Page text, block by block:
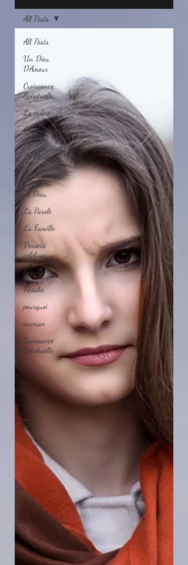
All Posts
Un Dieu
D'Amour
Croissance
Spirituelle
La prière
Obéissance
et Foi
Le Chretien
Participation
à l'Œuvre
de Dieu
La Parole
La Famille
Versets
célèbres
Essais
Késako
pourquoi
maman
Croissance
Spirituelle
foi
All Posts